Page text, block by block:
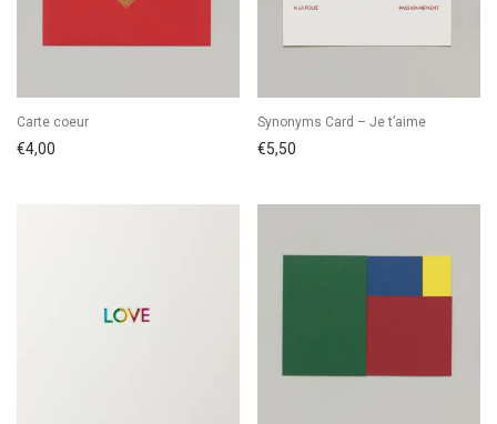
Carte coeur
€4,00
Synonyms Card – Je t’aime
€5,50